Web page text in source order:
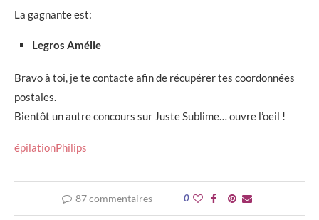
La gagnante est:
Legros Amélie
Bravo à toi, je te contacte afin de récupérer tes coordonnées
postales.
Bientôt un autre concours sur Juste Sublime… ouvre l’oeil !
épilationPhilips
87 commentaires 0